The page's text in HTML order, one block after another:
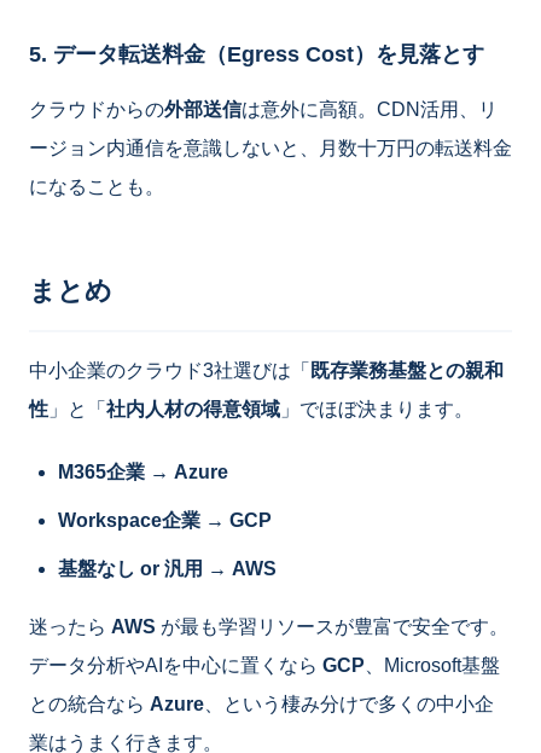
5. データ転送料金（Egress Cost）を見落とす
クラウドからの外部送信は意外に高額。CDN活用、リ
ージョン内通信を意識しないと、月数十万円の転送料金
になることも。
まとめ
中小企業のクラウド3社選びは「 既存業務基盤との親和
性 」と「 社内人材の得意領域 」でほぼ決まります。
M365企業 → Azure
Workspace企業 → GCP
基盤なし or 汎用 → AWS
迷ったら AWS が最も学習リソースが豊富で安全です。
データ分析やAIを中心に置くなら GCP 、Microsoft基盤
との統合なら Azure 、という棲み分けで多くの中小企
業はうまく行きます。